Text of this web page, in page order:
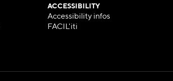
ACCESSIBILITY
Accessibility infos
FACIL'iti